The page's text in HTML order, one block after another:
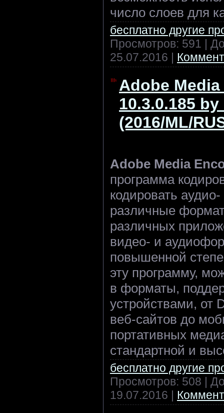
число слоев для
бесплатно другие
Просмотров: 591 |
25.07.2016 |
Adobe Media
10.3.0.185
(2016/ML/
Adobe Media
программа
кодировать
различные
различных
видео- и
повышенной
эту программу,
в форматы,
устройствами, от
веб-сайтов до
портативных
стандартной и
бесплатно другие
Просмотров: 508 |
19.07.2016 |